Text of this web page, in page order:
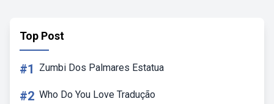
Top Post
#1 Zumbi Dos Palmares Estatua
#2 Who Do You Love Tradução